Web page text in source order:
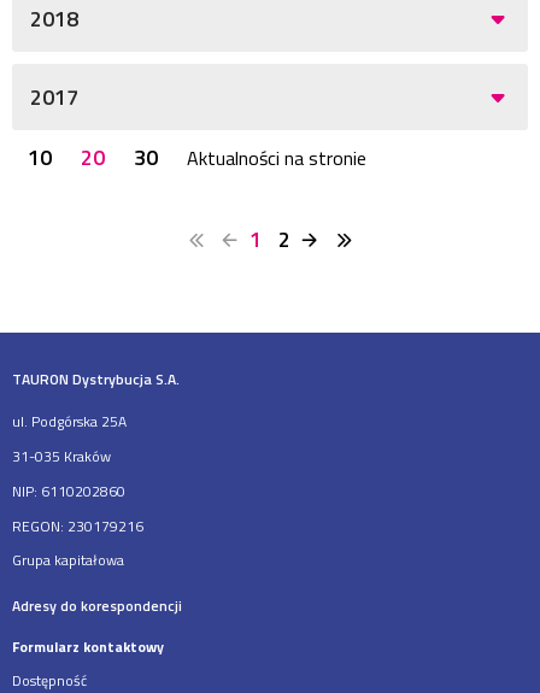
2018
2017
10
20 30 Aktualności na stronie
1 2
TAURON Dystrybucja S.A.
ul. Podgórska 25A
31-035 Kraków
NIP: 6110202860
REGON: 230179216
Grupa kapitałowa
Adresy do korespondencji
Formularz kontaktowy
Dostępność